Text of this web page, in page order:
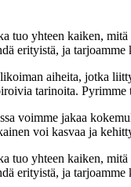
tuo yhteen kaiken,
erityistä, ja
aiheita, jotka
tarinoita.
voimme jakaa
voi kasvaa ja
tuo yhteen kaiken,
erityistä, ja